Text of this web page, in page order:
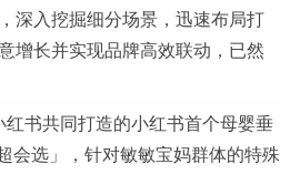
深入挖掘细分场景，迅速布局打
增长并实现品牌高效联动，已然
红书共同打造的小红书首个母婴垂
会选」，针对敏敏宝妈群体的特殊